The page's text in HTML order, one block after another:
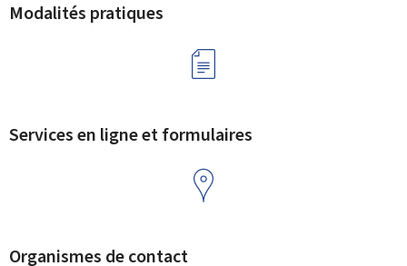
Modalités pratiques
Services en ligne et formulaires
Organismes de contact